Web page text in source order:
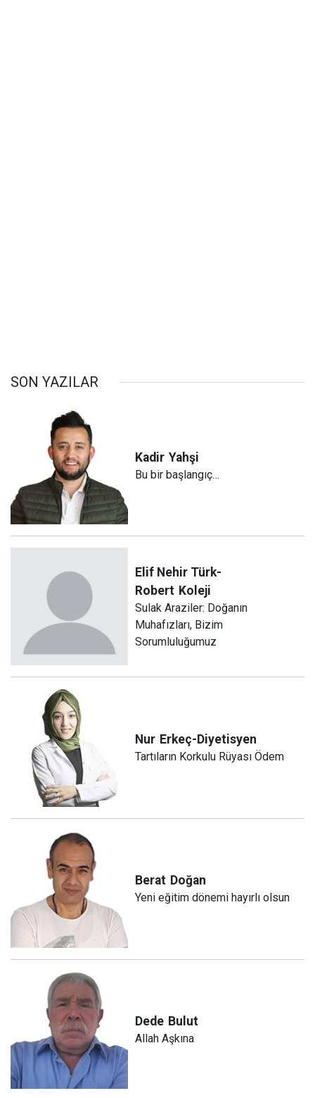
SON YAZILAR
Kadir Yahşi
Bu bir başlangıç…
Elif Nehir Türk-
Robert Koleji
Sulak Araziler: Doğanın
Muhafızları, Bizim
Sorumluluğumuz
Nur Erkeç-Diyetisyen
Tartıların Korkulu Rüyası Ödem
Berat Doğan
Yeni eğitim dönemi hayırlı olsun
Dede Bulut
Allah Aşkına